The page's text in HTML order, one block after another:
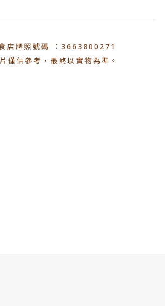
店牌照號碼 ：3663800271
僅供參考，最終以實物為準。